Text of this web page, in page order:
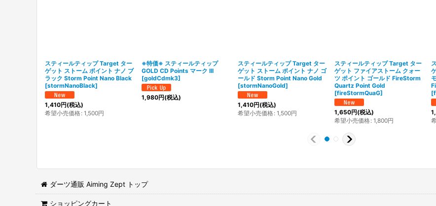
スティールティップ Target ター
ゲット ストーム ポイント ナノ ブ
ラック Storm Point Nano Black
[stormNanoBlack]
1,410円(税込)
希望小売価格: 1,500円
※特価※ スティールティップ
GOLD CD Points マーク III
[goldCdmk3]
1,980円(税込)
スティールティップ Target ター
ゲット ストーム ポイント ナノ ゴ
ールド Storm Point Nano Gold
[stormNanoGold]
1,410円(税込)
希望小売価格: 1,500円
スティールティップ Target ター
ゲット ファイアストーム クォー
ツ ポイント ゴールド FireStorm
Quartz Point Gold
[fireStormQuaG]
1,650円(税込)
希望小売価格: 1,800円
[
ダーツ通販 Aiming Zept トップ
ショッピングカート